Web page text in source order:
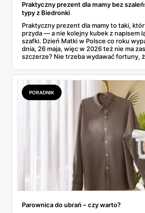
Praktyczny prezent dla mamy bez
typy z Biedronki
Praktyczny prezent dla mamy to taki,
przyda — a nie kolejny kubek z napisem
szafki. Dzień Matki w Polsce co roku
dnia, 26 maja, więc w 2026 też nie ma
szczerze? Nie trzeba wydawać fortuny,
ważną od 21 do 30 maja i wynotowałam
wrzuciłabym do koszyka bez wahania:
i drobiazgi, które kobiety faktycznie
zaczynają się od kilkunastu złotych, a
niż niejeden droższy zestaw.
PORADNIK
Parownica do ubrań – czy warto?